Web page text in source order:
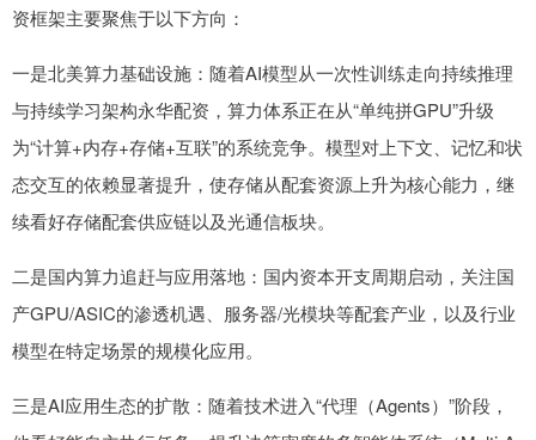
资框架主要聚焦于以下方向：
一是北美算力基础设施：随着AI模型从一次性训练走向持续推理
与持续学习架构永华配资，算力体系正在从“单纯拼GPU”升级
为“计算+内存+存储+互联”的系统竞争。模型对上下文、记忆和状
态交互的依赖显著提升，使存储从配套资源上升为核心能力，继
续看好存储配套供应链以及光通信板块。
二是国内算力追赶与应用落地：国内资本开支周期启动，关注国
产GPU/ASIC的渗透机遇、服务器/光模块等配套产业，以及行业
模型在特定场景的规模化应用。
三是AI应用生态的扩散：随着技术进入“代理（Agents）”阶段，